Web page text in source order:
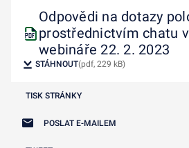
Odpovědi na dotazy
prostřednictvím chatu
webináře 22. 2. 2023
STÁHNOUT(pdf, 229 kB)
TISK STRÁNKY
POSLAT E-MAILEM